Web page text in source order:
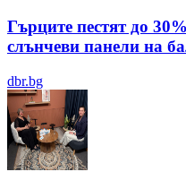
Гърците пестят до
слънчеви панели на
dbr.bg